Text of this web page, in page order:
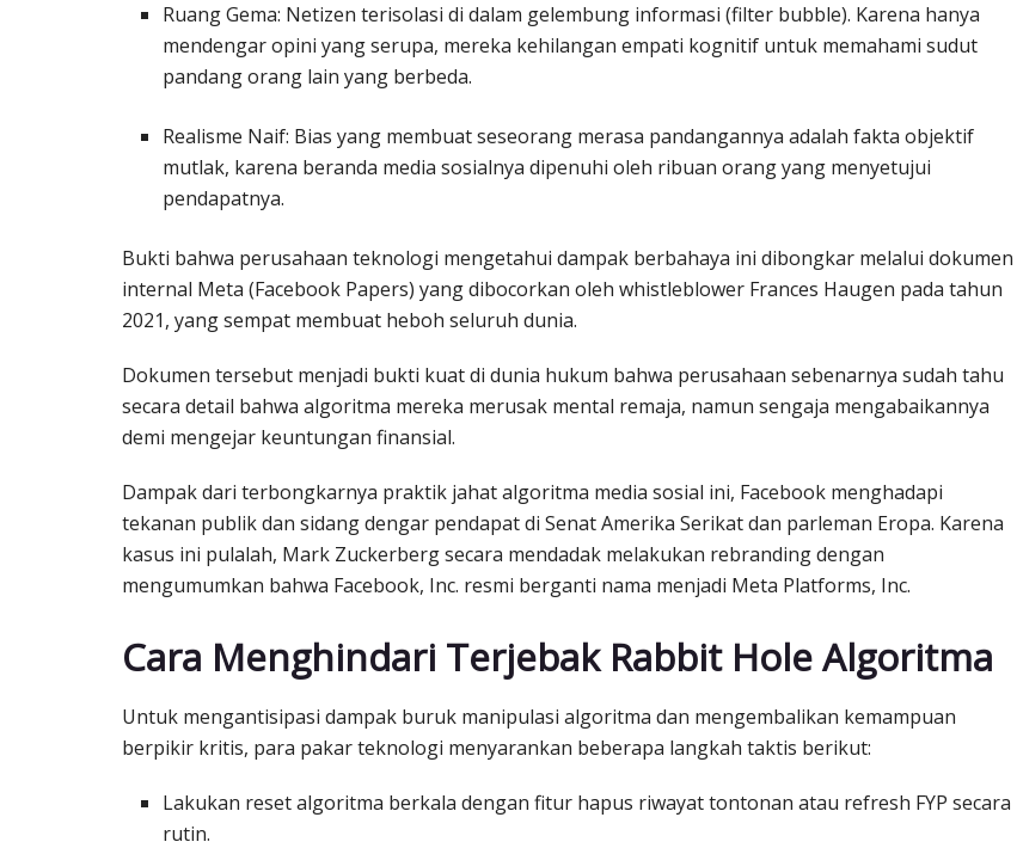
Ruang Gema: Netizen terisolasi di dalam gelembung informasi (filter bubble). Karena hanya
mendengar opini yang serupa, mereka kehilangan empati kognitif untuk memahami sudut
pandang orang lain yang berbeda.
Realisme Naif: Bias yang membuat seseorang merasa pandangannya adalah fakta objektif
mutlak, karena beranda media sosialnya dipenuhi oleh ribuan orang yang menyetujui
pendapatnya.
Bukti bahwa perusahaan teknologi mengetahui dampak berbahaya ini dibongkar melalui dokumen
internal Meta (Facebook Papers) yang dibocorkan oleh whistleblower Frances Haugen pada tahun
2021, yang sempat membuat heboh seluruh dunia.
Dokumen tersebut menjadi bukti kuat di dunia hukum bahwa perusahaan sebenarnya sudah tahu
secara detail bahwa algoritma mereka merusak mental remaja, namun sengaja mengabaikannya
demi mengejar keuntungan finansial.
Dampak dari terbongkarnya praktik jahat algoritma media sosial ini, Facebook menghadapi
tekanan publik dan sidang dengar pendapat di Senat Amerika Serikat dan parleman Eropa. Karena
kasus ini pulalah, Mark Zuckerberg secara mendadak melakukan rebranding dengan
mengumumkan bahwa Facebook, Inc. resmi berganti nama menjadi Meta Platforms, Inc.
Cara Menghindari Terjebak Rabbit Hole Algoritma
Untuk mengantisipasi dampak buruk manipulasi algoritma dan mengembalikan kemampuan
berpikir kritis, para pakar teknologi menyarankan beberapa langkah taktis berikut:
Lakukan reset algoritma berkala dengan fitur hapus riwayat tontonan atau refresh FYP secara
rutin.